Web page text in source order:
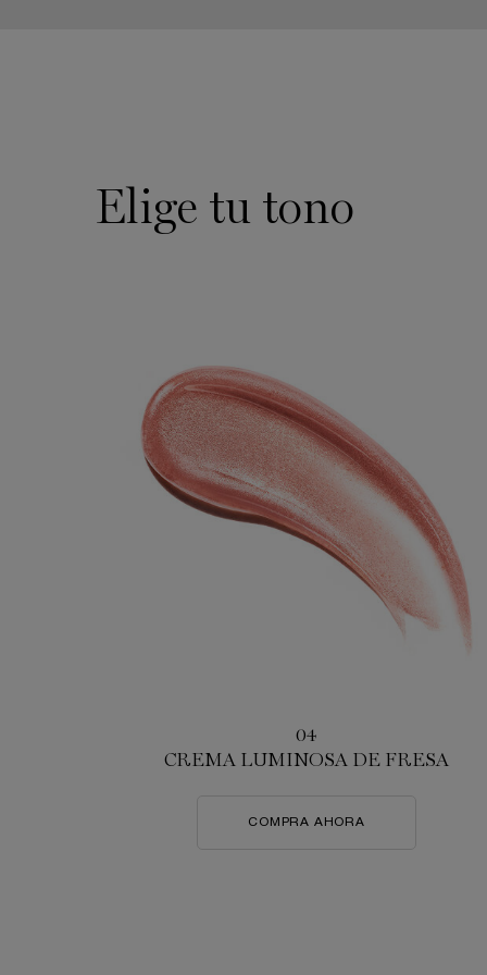
Elige tu tono
04
CREMA LUMINOSA DE FRESA
COMPRA AHORA